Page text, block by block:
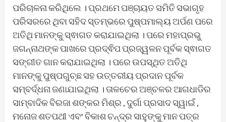
ପରିଚାଳନା କରିଥିଲେ । ପ୍ରଥମେ ପଞ୍ଚାୟତ ସମିତି ସଭାଗୃହ
ପରିସରରେ ଥିବା ସହିଦ ସ୍ତମ୍ଭରେ ପୁଷ୍ପମାଲ୍ୟ ଅର୍ପଣ ପରେ
ଅତିଥି ମାନଙ୍କୁ ସ୍ଵାଗତ କରାଯାଇଥିଲା । ପରେ ମହାପ୍ରଭୁ
ଜଗନ୍ନାଥଙ୍କ ପାଖରେ ପ୍ରଦ୍ଵିପ ପ୍ରଜ୍ୱଳନ ପୂର୍ବକ ସ୍ଵାଗତ
ସଙ୍ଗୀତ ଗାନ କରାଯାଇଥିଲା । ପରେ ଉପସ୍ଥିତ ଅତିଥି
ମାନଙ୍କୁ ପୁଷ୍ପଗୁଚ୍ଛ ସହ ଉତ୍ତରୀୟ ପ୍ରଦାନ ପୂର୍ବକ
ସମ୍ବର୍ଦ୍ଧନା ଜଣାଯାଇଥିଲା । ତାଳଚେର ଅଞ୍ଚଳର ଆଗଧାଡିର
ସାମ୍ବାଦିକ ବିରଜା ଶଙ୍କର ମିଶ୍ର , ଦୁର୍ଗା ପ୍ରସାଦ ସ୍ୱାଇଁ ,
ମନୋଜ ଶତପଥୀ ଏବଂ ବିକାଶ ଚନ୍ଦ୍ର ସାହୁଙ୍କୁ ମାନ ପତ୍ର